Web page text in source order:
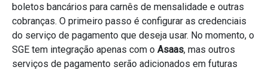
boletos bancários para carnês de mensalidade e outras
cobranças. O primeiro passo é configurar as credenciais
do serviço de pagamento que deseja usar. No momento, o
SGE tem integração apenas com o Asaas, mas outros
serviços de pagamento serão adicionados em futuras